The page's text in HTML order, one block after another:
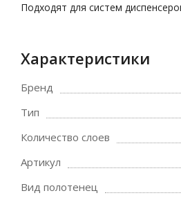
Подходят для систем
Характеристики
Бренд
Тип
Количество слоев
Артикул
Вид полотенец